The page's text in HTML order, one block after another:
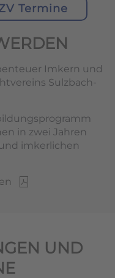
Termine
Imkern und
Sulzbach-
in zwei Jahren
imkerlichen
UND